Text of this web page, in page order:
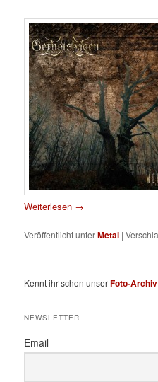
Weiterlesen →
Veröffentlicht unterMetal |
Kennt ihr schon unserFoto-Archiv
NEWSLETTER
Email